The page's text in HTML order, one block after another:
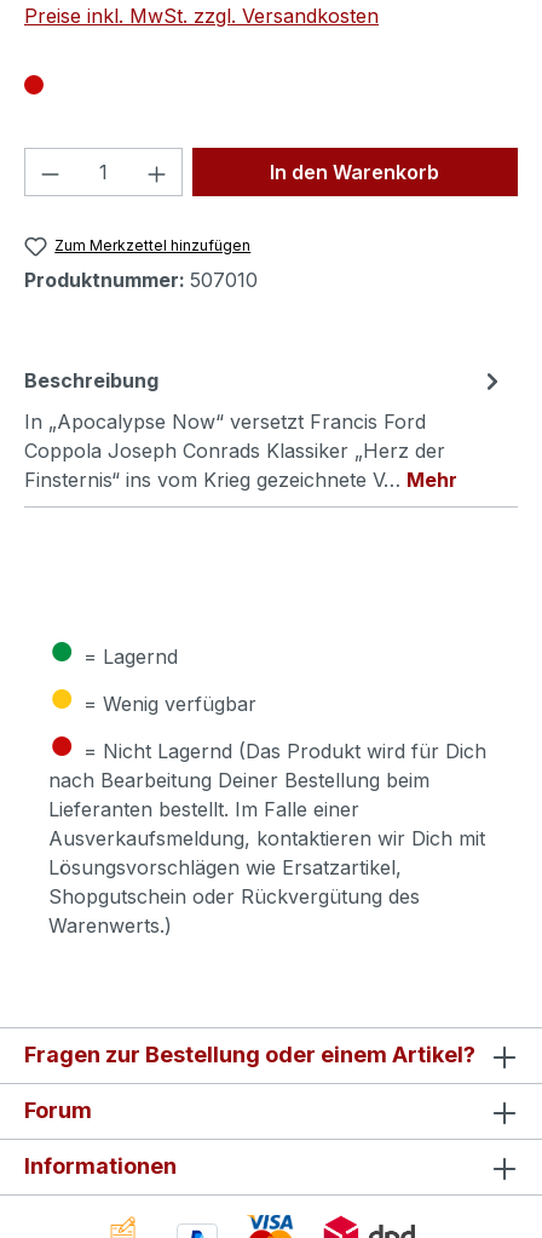
Preise inkl. MwSt. zzgl. Versandkosten
Produkt Anzahl: Gib denIn den Warenkorb
Zum Merkzettel hinzufügen
Produktnummer: 507010
Beschreibung
In „Apocalypse Now“ versetzt Francis Ford
Coppola Joseph Conrads Klassiker „Herz der
Finsternis“ ins vom Krieg gezeichnete V… Mehr
● = Lagernd
● = Wenig verfügbar
● = Nicht Lagernd (Das Produkt wird für Dich
nach Bearbeitung Deiner Bestellung beim
Lieferanten bestellt. Im Falle einer
Ausverkaufsmeldung, kontaktieren wir Dich mit
Lösungsvorschlägen wie Ersatzartikel,
Shopgutschein oder Rückvergütung des
Warenwerts.)
Fragen zur Bestellung oder einem Artikel?
Forum
Informationen